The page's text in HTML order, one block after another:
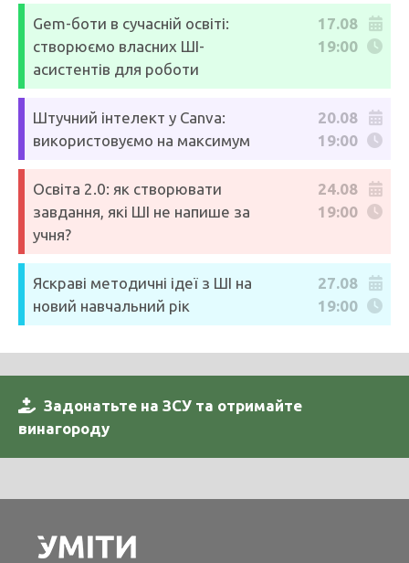
Gem-боти в сучасній освіті:
створюємо власних ШІ-
асистентів для роботи
17.08
19:00
Штучний інтелект у Canva:
використовуємо на максимум
20.08
19:00
Освіта 2.0: як створювати
завдання, які ШІ не напише за
учня?
24.08
19:00
Яскраві методичні ідеї з ШІ на
новий навчальний рік
27.08
19:00
Задонатьте на ЗСУ та отримайте
винагороду